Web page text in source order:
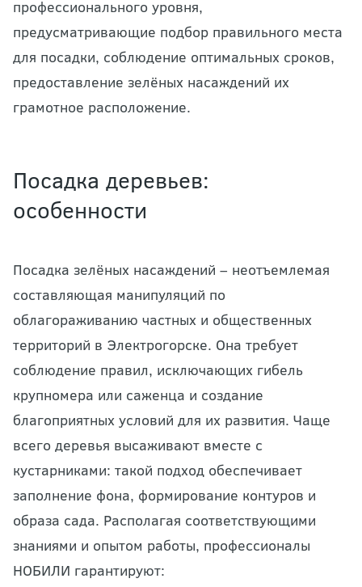
профессионального уровня,
предусматривающие подбор правильного места
для посадки, соблюдение оптимальных сроков,
предоставление зелёных насаждений их
грамотное расположение.
Посадка деревьев:
особенности
Посадка зелёных насаждений – неотъемлемая
составляющая манипуляций по
облагораживанию частных и общественных
территорий в Электрогорске. Она требует
соблюдение правил, исключающих гибель
крупномера или саженца и создание
благоприятных условий для их развития. Чаще
всего деревья высаживают вместе с
кустарниками: такой подход обеспечивает
заполнение фона, формирование контуров и
образа сада. Располагая соответствующими
знаниями и опытом работы, профессионалы
НОБИЛИ гарантируют: